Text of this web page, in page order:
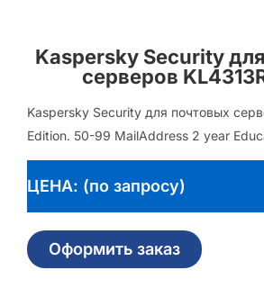
Kaspersky Security
серверов
Kaspersky Security для почтовых
Edition. 50-99 MailAddress 2 year
ЦЕНА: (по запросу)
Оформить заказ